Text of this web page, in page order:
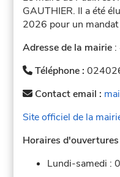
GAUTHIER. Il a été
2026 pour un mandat
Adresse de la mairie
Téléphone :
Contact email :
Site officiel de la
Horaires d'ouvertures
Lundi-samedi :